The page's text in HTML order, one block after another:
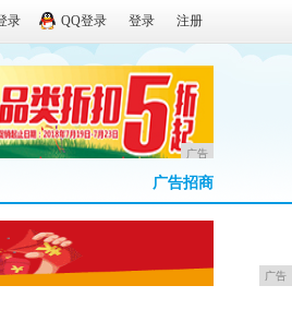
录 QQ登录 登录 注册
广告
广告招商
广告